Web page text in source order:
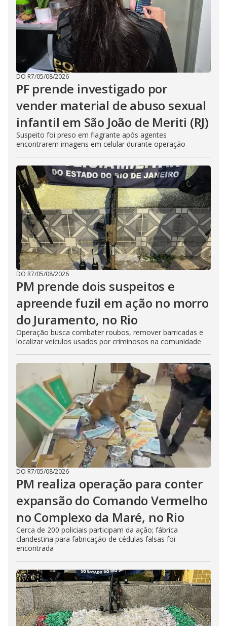
DO R7/05/08/2026
PF prende investigado por
vender material de abuso sexual
infantil em São João de Meriti (RJ)
Suspeito foi preso em flagrante após agentes
encontrarem imagens em celular durante operação
DO R7/05/08/2026
PM prende dois suspeitos e
apreende fuzil em ação no morro
do Juramento, no Rio
Operação busca combater roubos, remover barricadas e
localizar veículos usados por criminosos na comunidade
DO R7/05/08/2026
PM realiza operação para conter
expansão do Comando Vermelho
no Complexo da Maré, no Rio
Cerca de 200 policiais participam da ação; fábrica
clandestina para fabricação de cédulas falsas foi
encontrada